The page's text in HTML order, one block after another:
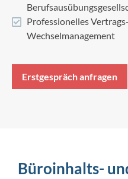
Professionelles
Wechselmanagement
Erstgespräch anfragen
Büroinhalts-